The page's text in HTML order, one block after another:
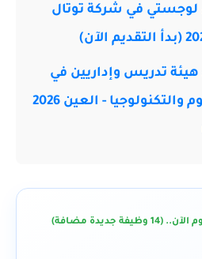
في شركة توتال
تدريس وإداريين في
جامعة العين للعلوم والتكنولوجيا - العين 2026
جديدة مضافة)